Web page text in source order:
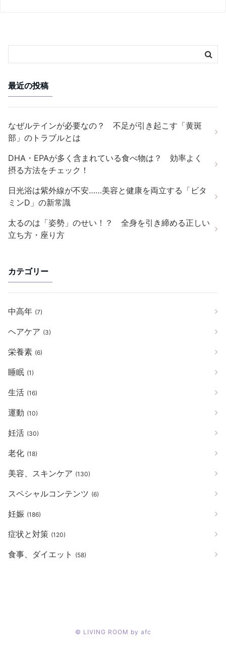
最近の投稿
なぜルテインが必要なの？ 不足が引き起こす「黄斑
部」のトラブルとは
DHA・EPAが多く含まれている食べ物は？ 効率よく
摂る方法をチェック！
日光浴は紫外線が不安……美容と健康を両立する「ビタ
ミンD」の新常識
太るのは「姿勢」のせい！？ 全身を引き締める正しい
立ち方・座り方
カテゴリー
中高年 (7)
ヘアケア (3)
栄養素 (6)
睡眠 (1)
生活 (16)
運動 (10)
妊活 (30)
老化 (18)
美容、スキンケア (130)
スペシャルコンテンツ (6)
妊娠 (186)
症状と対策 (120)
食事、ダイエット (58)
© LIVING ROOM by afc